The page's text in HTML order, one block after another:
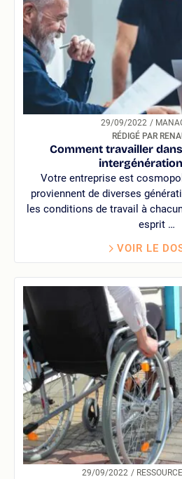
29/09/2022
/
RÉDIGÉ PAR
Comment travailler
Votre entreprise est
proviennent de diverses
les conditions de travail à
esprit …
VOIR LE
29/09/2022
/